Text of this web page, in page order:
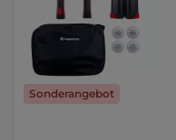
Sonderangebot